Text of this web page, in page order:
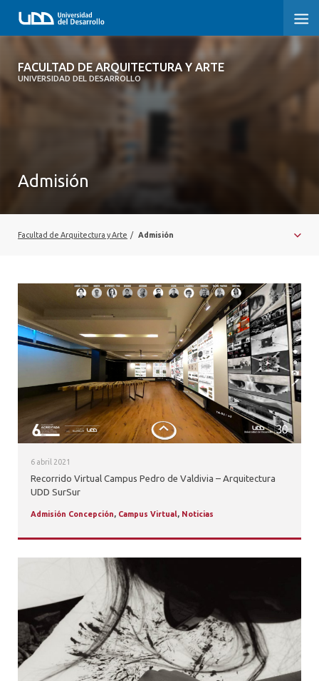
FACULTAD DE ARQUITECTURA Y ARTE
UNIVERSIDAD DEL DESARROLLO
FACULTAD DE ARQUITECTURA Y ARTE
VINCULACIÓN CON EL MEDIO
ALUMNI
PLATAFORMA VUT
Admisión
Facultad de Arquitectura y Arte / Admisión
6 abril 2021
Recorrido Virtual Campus Pedro de Valdivia – Arquitectura
UDD SurSur
Admisión Concepción, Campus Virtual, Noticias